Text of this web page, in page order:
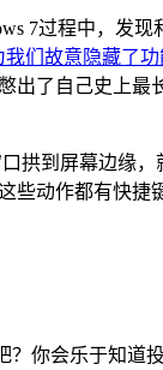
7过程中，发
我们故意隐藏了功
出了自己史上最
拱到屏幕边缘
些动作都有快捷
你会乐于知道